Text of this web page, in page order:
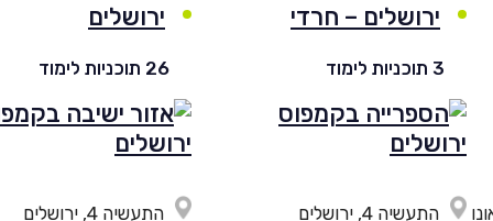
ירושלים – חרדי
3 תוכניות לימוד
התעשיה 4, ירושלים
ירושלים
26 תוכניות לימוד
התעשיה 4, ירושלים